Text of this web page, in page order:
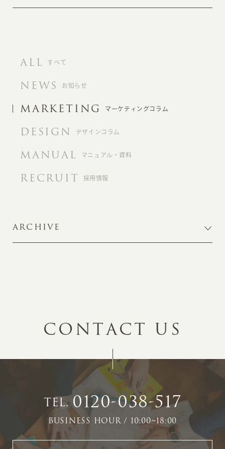
ALL すべて
NEWS お知らせ
MARKETING マーケティングコラム
DESIGN デザインコラム
MANUAL マニュアル・資料
RECRUIT 採用情報
ARCHIVE
CONTACT US
TEL.0120-038-517
BUSINESS HOUR / 10:00~18:00